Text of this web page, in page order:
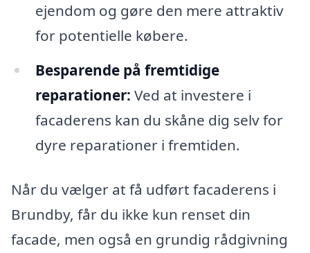
ejendom og gøre den mere attraktiv
for potentielle købere.
Besparende på fremtidige
reparationer: Ved at investere i
facaderens kan du skåne dig selv for
dyre reparationer i fremtiden.
Når du vælger at få udført facaderens i
Brundby, får du ikke kun renset din
facade, men også en grundig rådgivning